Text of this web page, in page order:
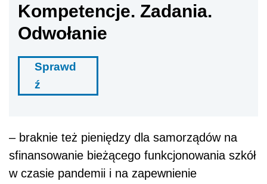
Kompetencje. Zadania.
Odwołanie
Sprawd
ź
– braknie też pieniędzy dla samorządów na
sfinansowanie bieżącego funkcjonowania szkół
w czasie pandemii i na zapewnienie